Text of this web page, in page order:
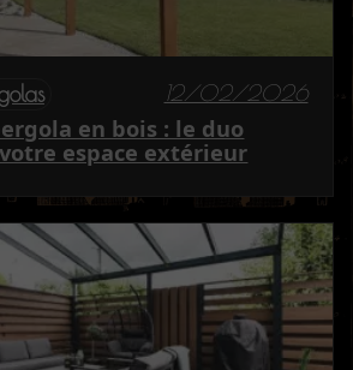
12/02/2026
en bois : le duo
espace extérieur